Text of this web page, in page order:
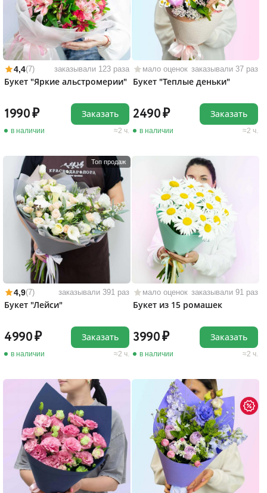
4,4(7) заказывали 123 раза
Букет "Яркие альстромерии"
1990
в наличии 2 ч.
Заказать
мало оценок заказывали 37 раз
Букет "Теплые деньки"
2490
в наличии 2 ч.
Заказать
Топ продаж
4,9(7) заказывали 391 раз
Букет "Лейси"
4990
в наличии 2 ч.
Заказать
мало оценок заказывали 91 раз
Букет из 15 ромашек
3990
в наличии 2 ч.
Заказать